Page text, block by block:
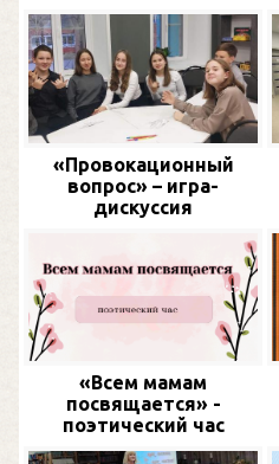
«Провокационный
вопрос» – игра-
дискуссия
«Всем мамам
посвящается» -
поэтический час